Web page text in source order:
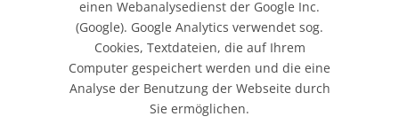
einen Webanalysedienst der Google Inc.
(Google). Google Analytics verwendet sog.
Cookies, Textdateien, die auf Ihrem
Computer gespeichert werden und die eine
Analyse der Benutzung der Webseite durch
Sie ermöglichen.